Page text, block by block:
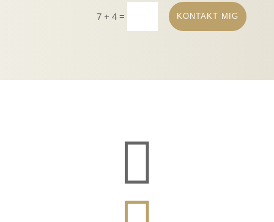
7 + 4 = KONTAKT MIG
